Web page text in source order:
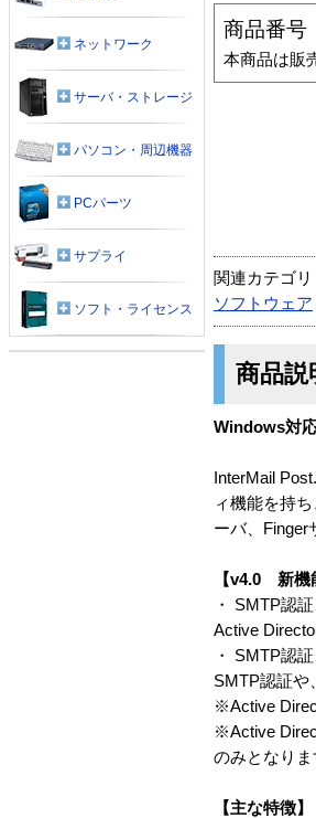
商品番号
本商品は販
関連カテゴリ
ソフトウェア
商品説
Windows対
InterMail
ィ機能を持
ーバ、Finger
【v4.0 新機
・ SMTP認
Active
・ SMTP認
SMTP認証や
※Active
※Active
のみとなりま
【主な特徴】
ネットワーク
サーバ・ストレージ
パソコン・周辺機器
PCパーツ
サプライ
ソフト・ライセンス